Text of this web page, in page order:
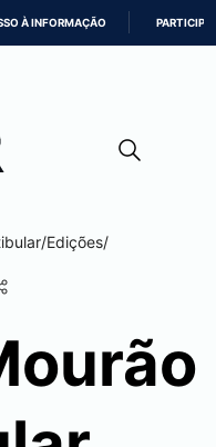
À INFORMAÇÃO PARTICIPE
/Edições/